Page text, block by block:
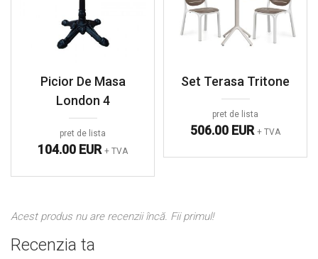
Picior De Masa
London 4
pret de lista
104.00 EUR + TVA
Set Terasa Tritone
pret de lista
506.00 EUR + TVA
Acest produs nu are recenzii încă. Fii primul!
Recenzia ta